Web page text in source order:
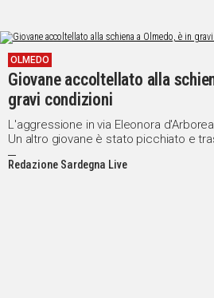
OLMEDO
Giovane accoltellato alla
gravi condizioni
L'aggressione in via Eleonora
Un altro giovane è stato picchiato e
Indagano i Carabinieri
Redazione Sardegna Live